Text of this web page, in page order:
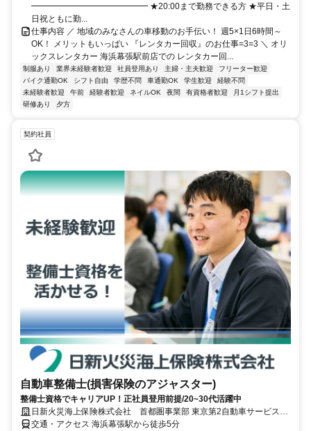
━━━━━━━━━━━━━━ ★20:00まで勤務できる方 ★平日・土
日祝ともに勤...
仕事内容 ／ 地域のみなさんの車移動のお手伝い！ 週5×1日6時間～
OK！ メリットもいっぱい 『レンタカー回収』のお仕事=3=3 ＼ オリ
ックスレンタカー 海浜幕張駅前店での レンタカー回...
制服あり 業界未経験者歓迎 社員登用あり 主婦・主夫歓迎
フリーター歓迎
バイク通勤OK
シフト自由 学歴不問 車通勤OK 学生歓迎
経験不問
未経験者歓迎
午前 経験者歓迎 ネイルOK 夜間 有資格者歓迎
月1シフト提出
研修あり
夕方
契約社員
自動車整備士(損害保険のアジャスター)
整備士資格でキャリアUP！正社員登用前提/20~30代活躍中
日新火災海上保険株式会社 首都圏事業部 東京第2自動車サービスグ
ループ 千葉サービスセンター
交通・アクセス 海浜幕張駅から徒歩5分